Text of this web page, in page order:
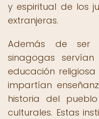
y espiritual de los
extranjeras.
Además de ser
sinagogas
educación
impartían
historia del
culturales. Estas